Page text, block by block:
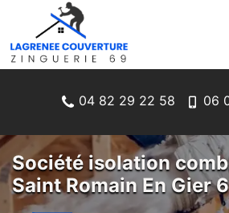
04 82 29 22 58 06
Société isolation
Saint Romain En Gier